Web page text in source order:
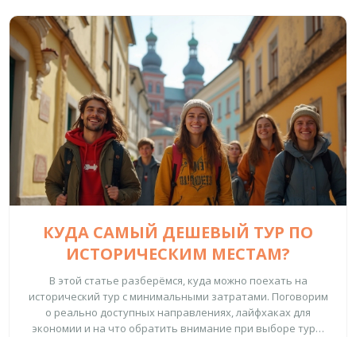
КУДА САМЫЙ ДЕШЕВЫЙ ТУР ПО
ИСТОРИЧЕСКИМ МЕСТАМ?
В этой статье разберёмся, куда можно поехать на
исторический тур с минимальными затратами. Поговорим
о реально доступных направлениях, лайфхаках для
экономии и на что обратить внимание при выборе тура.